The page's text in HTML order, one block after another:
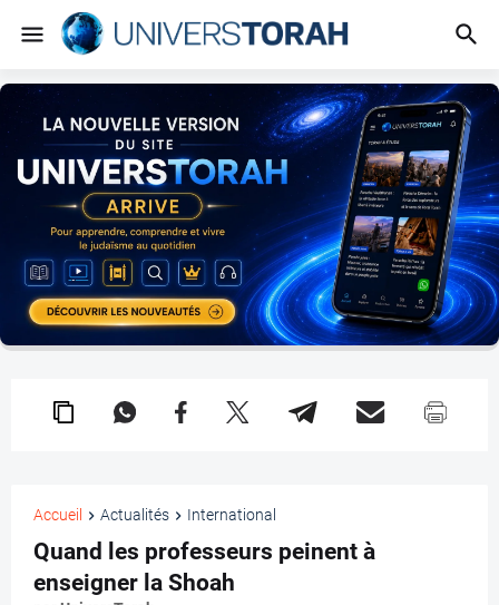
Accueil Actualités International
Quand les professeurs peinent à
enseigner la Shoah